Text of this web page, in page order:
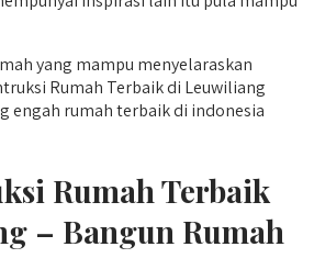
yang mampu menyelaraskan
Rumah Terbaik di Leuwiliang
engah rumah terbaik di indonesia
Rumah Terbaik
– Bangun Rumah